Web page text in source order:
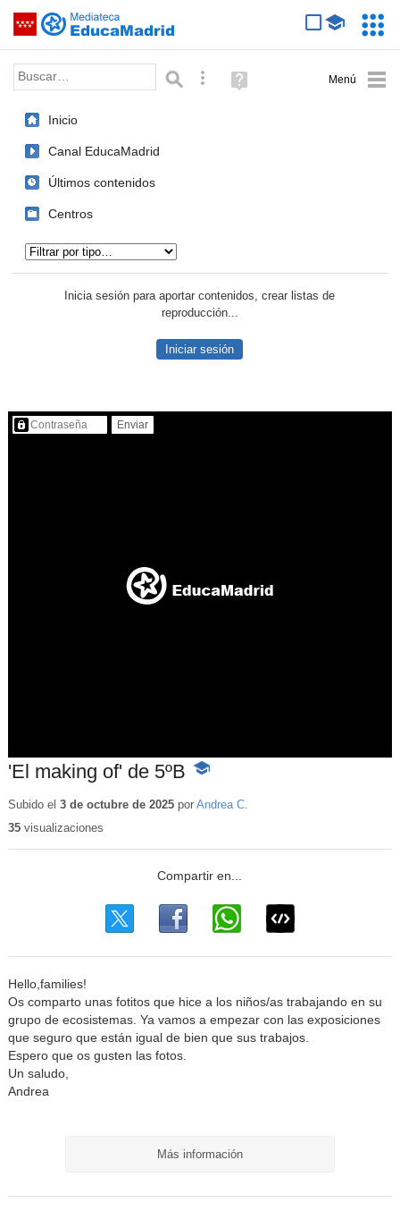
Saltar navegación
Palabra o frase: Búsqueda avanzada
Ayuda
(en
Inicio
Canal EducaMadrid
Últimos contenidos
Centros
Inicia sesión para aportar contenidos, crear listas de
reproducción...
Iniciar sesión
Contenido protegido…
'El making of' de 5ºB
-
educativo
Subido el 3 de octubre de 2025por Andrea C.
35visualizaciones
Hello,families!
Os comparto unas fotitos que hice a los niños/as trabajando en su
grupo de ecosistemas. Ya vamos a empezar con las exposiciones
que seguro que están igual de bien que sus trabajos.
Espero que os gusten las fotos.
Un saludo,
Andrea
Más información